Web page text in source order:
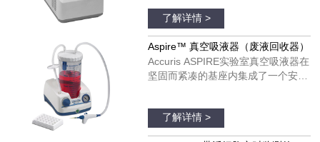
4640070；4640080
数珠磨器不同，BeadBlaster 24R具
有真正的、基于压缩机的制冷系统，
不需要干冰、液氮和空气供应。只需
设置所需的温度并预冷，温度将在整
个均质过程中维持低温，以保证样品
了解详情 >
Aspire™ 真空吸液器（废液回收器）
Accuris ASPIRE实验室真空吸液器在
坚固而紧凑的基座内集成了一个安
真空表。
了解详情 >